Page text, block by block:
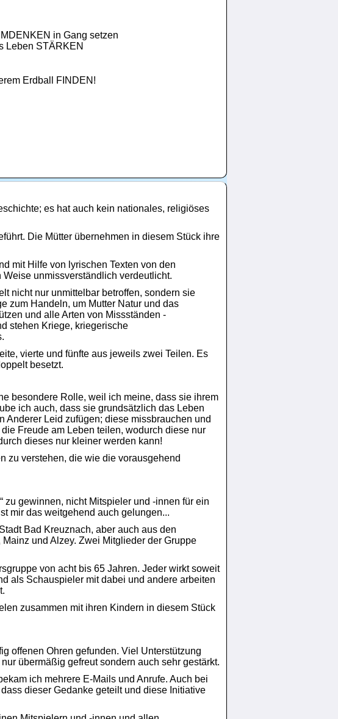
in Gang setzen
Leben STÄRKEN
Erdball FINDEN!
es hat auch kein nationales, religiöses
Die Mütter übernehmen in diesem Stück ihre
mit Hilfe von lyrischen Texten von den
unmissverständlich verdeutlicht.
nicht nur unmittelbar betroffen, sondern sie
zum Handeln, um Mutter Natur und das
und alle Arten von Missständen -
stehen Kriege, kriegerische
vierte und fünfte aus jeweils zwei Teilen. Es
besetzt.
besondere Rolle, weil ich meine, dass sie ihrem
ich auch, dass sie grundsätzlich das Leben
Leid zufügen; diese missbrauchen und
Freude am Leben teilen, wodurch diese nur
dieses nur kleiner werden kann!
zu verstehen, die wie die vorausgehend
zu gewinnen, nicht Mitspieler und -innen für ein
mir das weitgehend auch gelungen...
Bad Kreuznach, aber auch aus den
und Alzey. Zwei Mitglieder der Gruppe
von acht bis 65 Jahren. Jeder wirkt soweit
als Schauspieler mit dabei und andere arbeiten
zusammen mit ihren Kindern in diesem Stück
offenen Ohren gefunden. Viel Unterstützung
übermäßig gefreut sondern auch sehr gestärkt.
ich mehrere E-Mails und Anrufe. Auch bei
dieser Gedanke geteilt und diese Initiative